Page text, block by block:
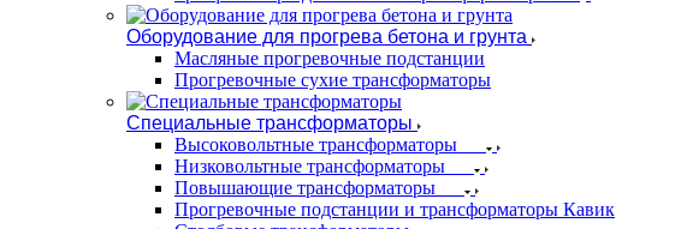
Оборудование для прогрева бетона и грунта
Масляные прогревочные подстанции
Прогревочные сухие трансформаторы
Специальные трансформаторы
Высоковольтные трансформаторы
Низковольтные трансформаторы
Повышающие трансформаторы
Прогревочные подстанции и трансформаторы Кавик